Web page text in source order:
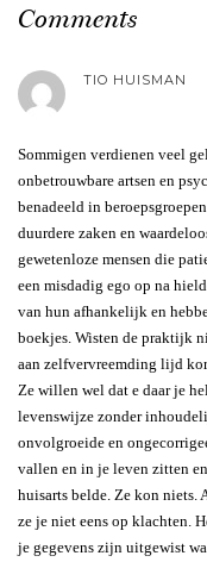
Comments
TIO HUISMAN
Sommigen verdienen veel
onbetrouwbare artsen en
benadeeld in
duurdere zaken en
gewetenloze mensen die
een misdadig ego op na
van hun afhankelijk en
boekjes. Wisten de praktijk
aan zelfvervreemding lijd
Ze willen wel dat e daar je
levenswijze zonder
onvolgroeide en
vallen en in je leven zitten
huisarts belde. Ze kon niets.
ze je niet eens op klachten.
je gegevens zijn uitgewist